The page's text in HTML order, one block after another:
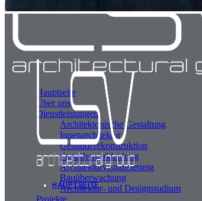
Hauptseite
Über uns
Dienstleistungen
Architektonische Gestaltung
Innenarchitektur
Gebäuderekonstruktion
Fassadenverkleidung
Architekturvisualisierung
Bauüberwachung
Architektur- und Designstudium
Projekte
HAUPTSEITE